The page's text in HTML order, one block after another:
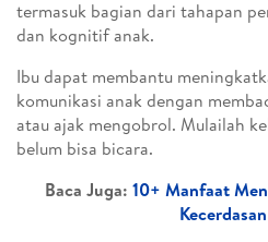
termasuk bagian dari tahapan
dan kognitif anak.
Ibu dapat membantu
komunikasi anak dengan
atau ajak mengobrol. Mulailah
belum bisa bicara.
Baca Juga: 10+ Manfaat